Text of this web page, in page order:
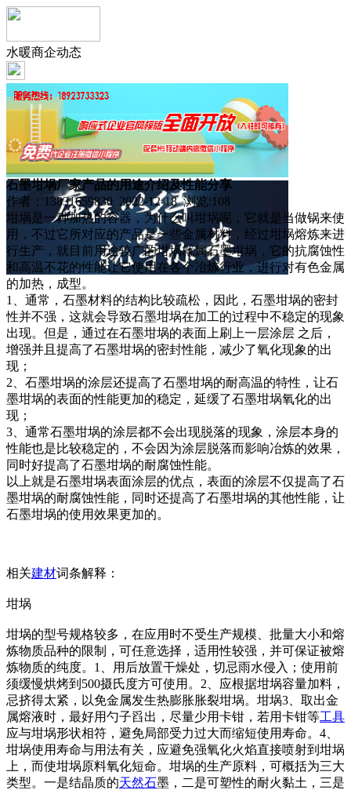
水暖商企动态
石墨坩埚厂家产品的用途介绍及性能分享
作者：13831659830 2022-12-18 浏览:108
坩埚是一种加热的容器，为什么叫坩埚呢，它就是当做锅来使
用，不过它所对应的产品是一些金属材料，经过坩埚熔炼来进
行生产，就目前用途较广的坩埚就属石墨坩埚，它的抗腐蚀性
和高温不花的性能让它使用在各个冶炼行业，进行对有色金属
的加热，成型。
1、通常，石墨材料的结构比较疏松，因此，石墨坩埚的密封
性并不强，这就会导致石墨坩埚在加工的过程中不稳定的现象
出现。但是，通过在石墨坩埚的表面上刷上一层涂层 之后，
增强并且提高了石墨坩埚的密封性能，减少了氧化现象的出
现；
2、石墨坩埚的涂层还提高了石墨坩埚的耐高温的特性，让石
墨坩埚的表面的性能更加的稳定，延缓了石墨坩埚氧化的出
现；
3、通常石墨坩埚的涂层都不会出现脱落的现象，涂层本身的
性能也是比较稳定的，不会因为涂层脱落而影响冶炼的效果，
同时好提高了石墨坩埚的耐腐蚀性能。
以上就是石墨坩埚表面涂层的优点，表面的涂层不仅提高了石
墨坩埚的耐腐蚀性能，同时还提高了石墨坩埚的其他性能，让
石墨坩埚的使用效果更加的。
相关建材词条解释：
坩埚
坩埚的型号规格较多，在应用时不受生产规模、批量大小和熔
炼物质品种的限制，可任意选择，适用性较强，并可保证被熔
炼物质的纯度。1、用后放置干燥处，切忌雨水侵入；使用前
须缓慢烘烤到500摄氏度方可使用。2、应根据坩埚容量加料，
忌挤得太紧，以免金属发生热膨胀胀裂坩埚。坩埚3、取出金
属熔液时，最好用勺子舀出，尽量少用卡钳，若用卡钳等工具
应与坩埚形状相符，避免局部受力过大而缩短使用寿命。4、
坩埚使用寿命与用法有关，应避免强氧化火焰直接喷射到坩埚
上，而使坩埚原料氧化短命。坩埚的生产原料，可概括为三大
类型。一是结晶质的天然石墨，二是可塑性的耐火黏土，三是